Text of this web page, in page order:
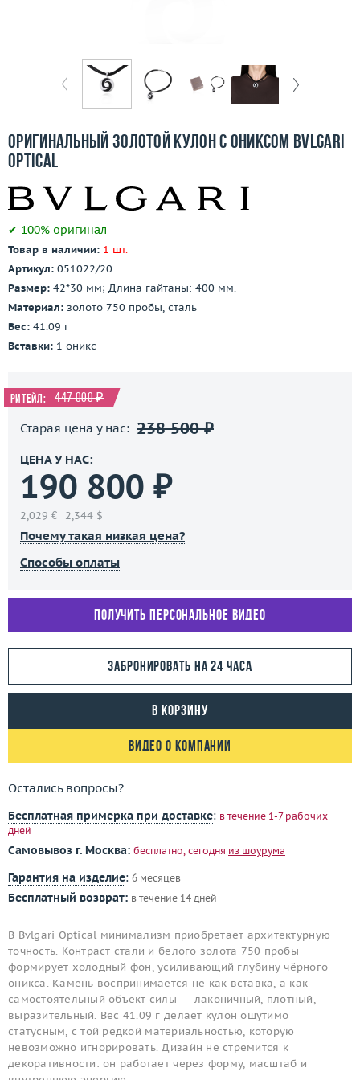
О компании
Контакты
3D-тур по шоуруму
Оригинальный золотой кулон с ониксом Bvlgari
Optical
✔ 100% оригинал
Товар в наличии: 1 шт.
Артикул: 051022/20
Размер: 42*30 мм; Длина гайтаны: 400 мм.
Материал: золото 750 пробы, сталь
Вес: 41.09 г
Вставки: 1 оникс
Ритейл: 447 000 ₽
Старая цена у нас: 238 500 ₽
ЦЕНА У НАС:
190 800 ₽
2,029 € 2,344 $
Почему такая низкая цена?
Способы оплаты
Получить персональное видео
Забронировать на 24 часа
В корзину
Видео о компании
Остались вопросы?
Бесплатная примерка при доставке: в течение 1-7 рабочих
дней
Самовывоз г. Москва: бесплатно, сегодня из шоурума
Гарантия на изделие: 6 месяцев
Бесплатный возврат: в течение 14 дней
В Bvlgari Optical минимализм приобретает архитектурную
точность. Контраст стали и белого золота 750 пробы
формирует холодный фон, усиливающий глубину чёрного
оникса. Камень воспринимается не как вставка, а как
самостоятельный объект силы — лаконичный, плотный,
выразительный. Вес 41.09 г делает кулон ощутимо
статусным, с той редкой материальностью, которую
невозможно игнорировать. Дизайн не стремится к
декоративности: он работает через форму, масштаб и